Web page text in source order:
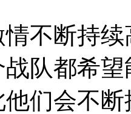
不断持
队都希
们会不